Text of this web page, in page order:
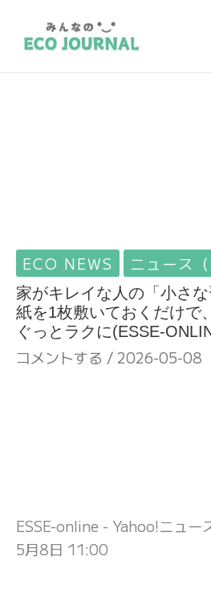
ECO NEWS ニュース（
家がキレイな人の「小さ
紙を1枚敷いておくだけで
ぐっとラクに(ESSE-
コメントする / 2026-05-08
ESSE-online - Yahoo!ニュー
5月8日 11:00
索